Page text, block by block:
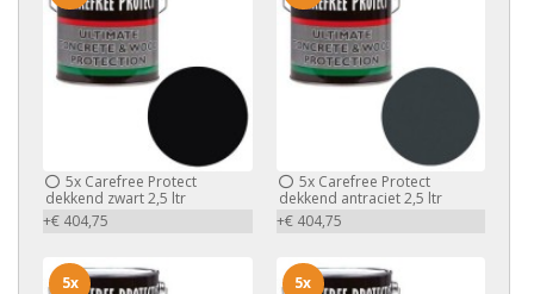
5x Carefree Protect
dekkend zwart 2,5 ltr
+€ 404,75
5xCarefree Protect
dekkend antraciet 2,5 ltr
+€ 404,75
5x 5x